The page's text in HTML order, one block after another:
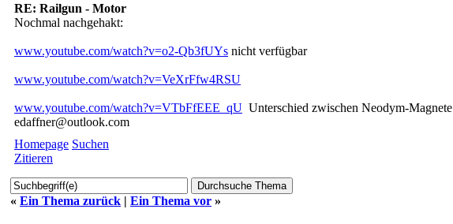
RE: Railgun - Motor
Nochmal nachgehakt:
www.youtube.com/watch?v=o2-Qb3fUYs nicht verfügbar
www.youtube.com/watch?v=VeXrFfw4RSU
www.youtube.com/watch?v=VTbFfEEE_qU Unterschied zwischen Neodym-Magnete
edaffner@outlook.com
Homepage Suchen
Zitieren
« Ein Thema zurück | Ein Thema vor »